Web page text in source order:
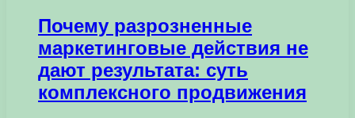
Почему разрозненные
маркетинговые действия не
дают результата: суть
комплексного продвижения